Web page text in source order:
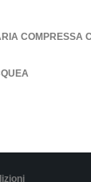
COMPRESSA